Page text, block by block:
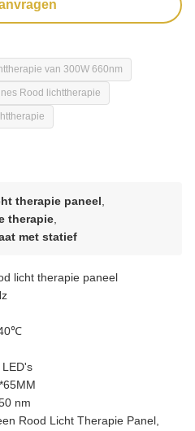
van 300W 660nm
Rood lichttherapie
therapie paneel
therapie
met statief
licht therapie paneel
nm
Rood Licht Therapie Panel,